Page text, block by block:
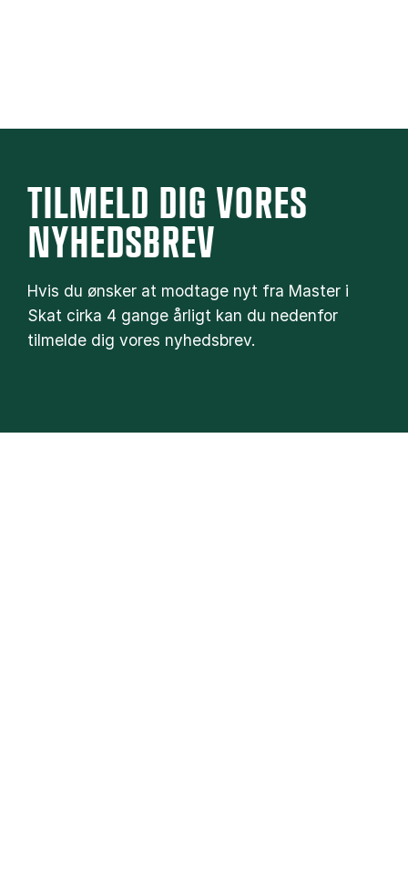
TILMELD DIG VORES
NYHEDSBREV
Hvis du ønsker at modtage nyt fra Master i
Skat cirka 4 gange årligt kan du nedenfor
tilmelde dig vores nyhedsbrev.